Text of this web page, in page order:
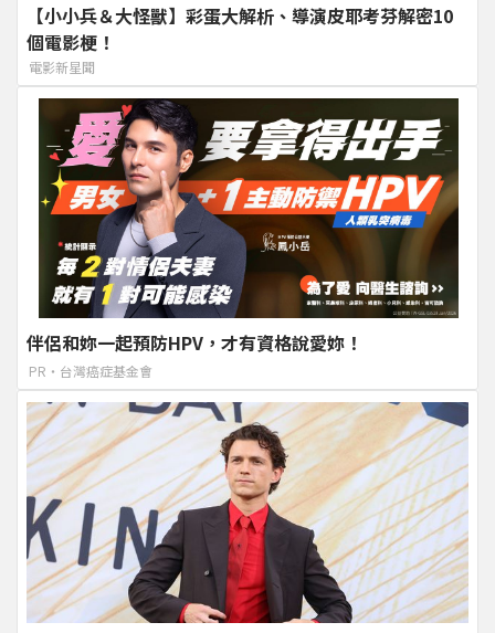
【小小兵＆大怪獸】彩蛋大解析、導演皮耶考芬解密10
個電影梗！
電影新星聞
伴侶和妳一起預防HPV，才有資格說愛妳！
PR・台灣癌症基金會